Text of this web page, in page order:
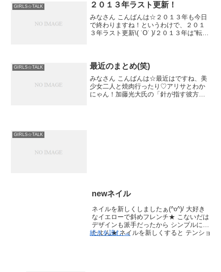
GIRLS☆TALK ２０１３年ラスト更新！
みなさん こんばんは☆２０１３年も今日
で終わりますね！というわけで、２０１
３年ラスト更新\( ˙Ο˙ )/２０１３年は“転
GIRLS☆TALK 最近のまとめ(笑)
みなさん こんばんは☆最近はですね、美
少女二人と焼肉行ったり♡アリサとわか
にゃん！加藤光大氏の「針が指す彼方ま
GIRLS☆TALK
newネイル
ネイルを新しくしましたぁ(^o^)/ 大好き
なイエローで斜めフレンチ★ こないだは
デザインも派手だったから シンプルにし
たよん★ ネイルを新しくすると テンショ
続きを読む→